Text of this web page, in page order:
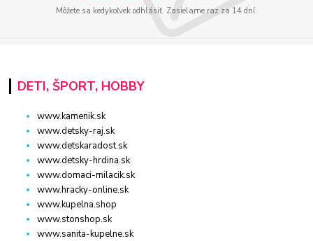
Môžete sa kedykoľvek odhlásiť. Zasielame raz za 14 dní.
DETI, ŠPORT, HOBBY
www.kamenik.sk
www.detsky-raj.sk
www.detskaradost.sk
www.detsky-hrdina.sk
www.domaci-milacik.sk
www.hracky-online.sk
www.kupelna.shop
www.stonshop.sk
www.sanita-kupelne.sk